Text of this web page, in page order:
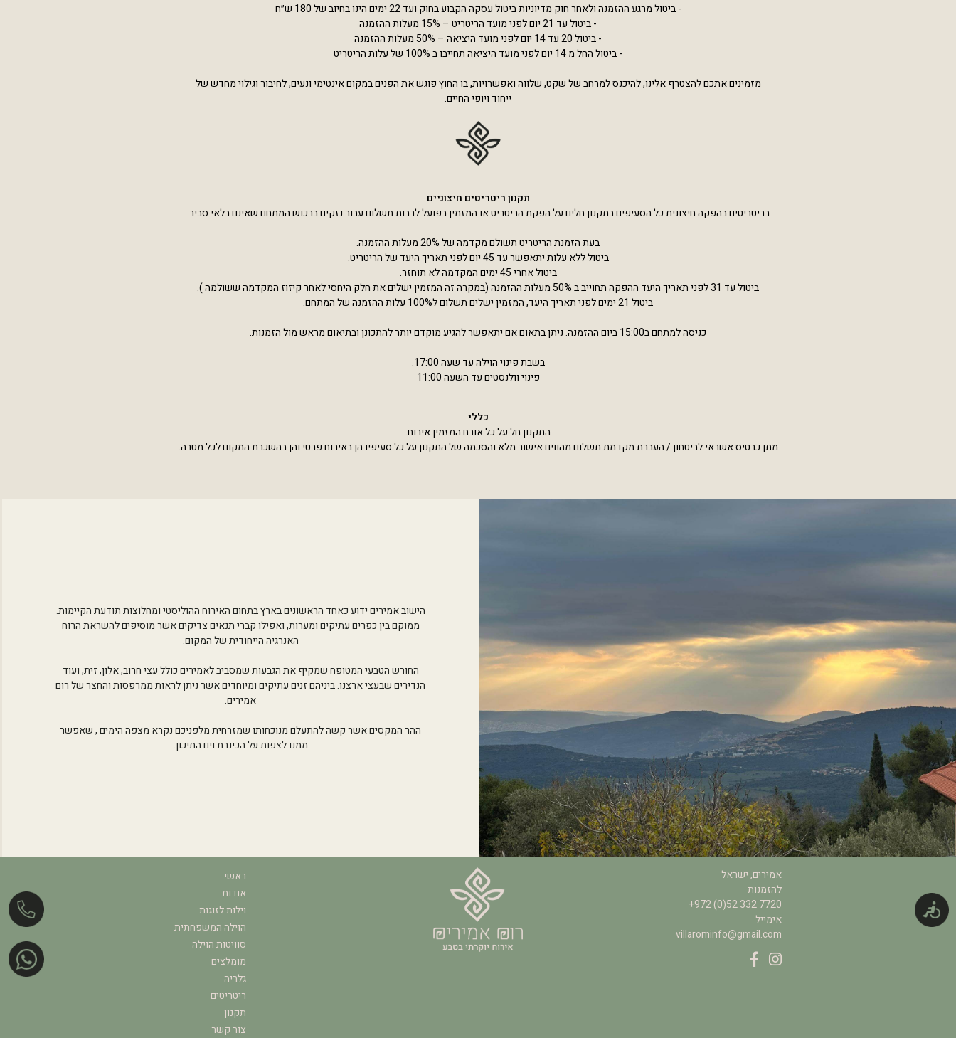
- ביטול מרגע ההזמנה ולאחר חוק מדיוניות ביטול עסקה הקבוע בחוק ועד 22 ימים הינו בחיוב של 180 ש״ח
- ביטול עד 21 יום לפני מועד הריטריט – 15% מעלות ההזמנה
- ביטול 20 עד 14 יום לפני מועד היציאה – 50% מעלות ההזמנה
- ביטול החל מ 14 יום לפני מועד היציאה תחייבו ב 100% של עלות הריטריט
מזמינים אתכם להצטרף אלינו, להיכנס למרחב של שקט, שלווה ואפשרויות, בו החוץ פוגש את הפנים במקום אינטימי ונעים, לחיבור וגילוי מחדש של
ייחוד ויופי החיים.
תקנון ריטריטים חיצוניים
בריטריטים בהפקה חיצונית כל הסעיפים בתקנון חלים על הפקת הריטריט או המזמין בפועל לרבות תשלום עבור נזקים ברכוש המתחם שאינם בלאי סביר.
בעת הזמנת הריטריט תשולם מקדמה של 20% מעלות ההזמנה.
ביטול ללא עלות יתאפשר עד 45 יום לפני תאריך היעד של הריטריט.
ביטול אחרי 45 ימים המקדמה לא תוחזר.
ביטול עד 31 לפני תאריך היעד ההפקה תחוייב ב 50% מעלות ההזמנה (במקרה זה המזמין ישלים את חלק היחסי לאחר קיזוז המקדמה ששולמה ).
ביטול 21 ימים לפני תאריך היעד, המזמין ישלים תשלום ל100% עלות ההזמנה של המתחם.
כניסה למתחם ב15:00 ביום ההזמנה. ניתן בתאום אם יתאפשר להגיע מוקדם יותר להתכונן ובתיאום מראש מול הזמנות.
בשבת פינוי הוילה עד שעה 17:00.
פינוי וולנסטים עד השעה 11:00
כללי
התקנון חל על כל אורח המזמין אירוח.
מתן כרטיס אשראי לביטחון / העברת מקדמת תשלום מהווים אישור מלא והסכמה של התקנון על כל סעיפיו הן באירוח פרטי והן בהשכרת המקום לכל מטרה.
הישוב אמירים ידוע כאחד הראשונים בארץ בתחום האירוח ההוליסטי ומחלוצות תודעת הקיימות.
ממוקם בין כפרים עתיקים ומערות, ואפילו קברי תנאים צדיקים אשר מוסיפים להשראת הרוח
האנרגיה הייחודית של המקום.
החורש הטבעי המטופח שמקיף את הגבעות שמסביב לאמירים כולל עצי חרוב, אלון, זית, ועוד
הנדירים שבעצי ארצנו. ביניהם זנים עתיקים ומיוחדים אשר ניתן לראות ממרפסות והחצר של רום
אמירים.
ההר המקסים אשר קשה להתעלם מנוכחותו שמזרחית מלפניכם נקרא מצפה הימים , שאפשר
ממנו לצפות על הכינרת וים התיכון.
אמירים, ישראל
להזמנות
+972 (0)52 332 7720
אימייל
villarominfo@gmail.com
ראשי
אודות
וילות לזוגות
הוילה המשפחתית
סוויטות הוילה
מומלצים
גלריה
ריטריטים
תקנון
צור קשר